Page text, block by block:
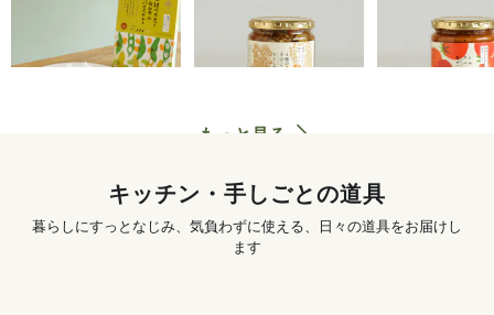
2種の大豆と白みその
スパイスカレー 180g
620円〜
らし寿司 250g
1,250
ぜごはん 250g
もっと見る
キッチン・手しごとの道具
暮らしにすっとなじみ、気負わずに使える、日々の道具をお届けし
ます